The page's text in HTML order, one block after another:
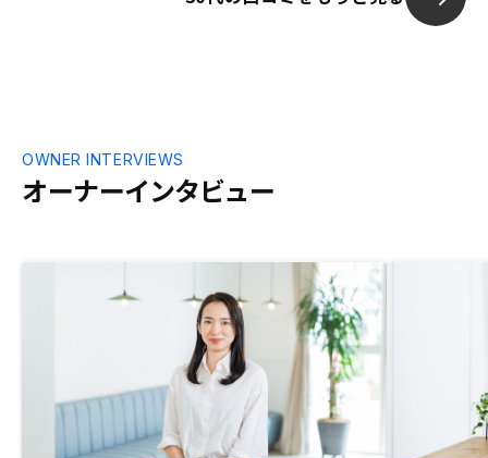
オーナーインタビュー
OWNER INTERVIEWS